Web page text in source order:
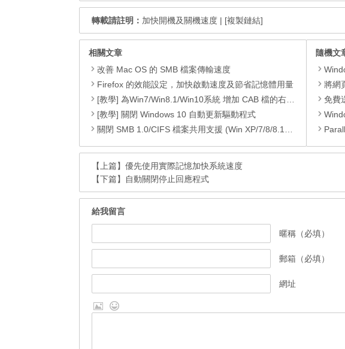
轉載請註明： 加快開機及關機速度 | [複製鏈結]
相關文章
改善 Mac OS 的 SMB 檔案傳輸速度
Firefox 的效能設定，加快啟動速度及節省記憶體用量
[教學] 為Win7/Win8.1/Win10系統 增加 CAB 檔的右鍵安裝的功能
[教學] 關閉 Windows 10 自動更新驅動程式
關閉 SMB 1.0/CIFS 檔案共用支援 (Win XP/7/8/8.1/10)
隨機文
將網
免費
【上篇】 優先使用實際記憶加快系統速度
【下篇】
自動關閉停止回應程式
給我留言
暱稱（必填）
郵箱（必填）
網址